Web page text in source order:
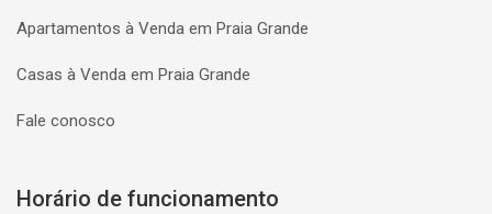
Apartamentos à Venda em Praia Grande
Casas à Venda em Praia Grande
Fale conosco
Horário de funcionamento